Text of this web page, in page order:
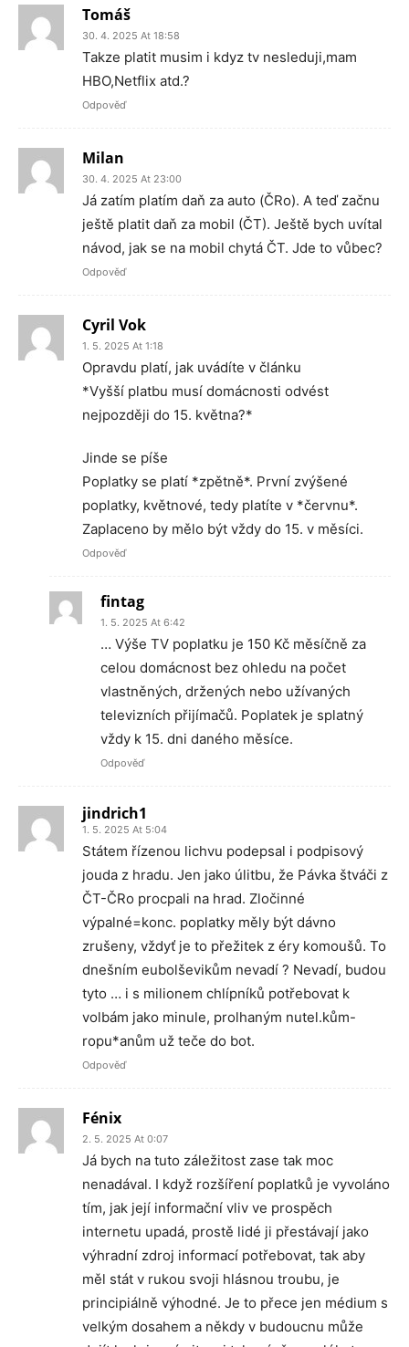
Tomáš
30. 4. 2025 At 18:58
Takze platit musim i kdyz tv nesleduji,mam
HBO,Netflix atd.?
Odpověď
Milan
30. 4. 2025 At 23:00
Já zatím platím daň za auto (ČRo). A teď začnu
ještě platit daň za mobil (ČT). Ještě bych uvítal
návod, jak se na mobil chytá ČT. Jde to vůbec?
Odpověď
Cyril Vok
1. 5. 2025 At 1:18
Opravdu platí, jak uvádíte v článku
*Vyšší platbu musí domácnosti odvést
nejpozději do 15. května?*
Jinde se píše
Poplatky se platí *zpětně*. První zvýšené
poplatky, květnové, tedy platíte v *červnu*.
Zaplaceno by mělo být vždy do 15. v měsíci.
Odpověď
fintag
1. 5. 2025 At 6:42
… Výše TV poplatku je 150 Kč měsíčně za
celou domácnost bez ohledu na počet
vlastněných, držených nebo užívaných
televizních přijímačů. Poplatek je splatný
vždy k 15. dni daného měsíce.
Odpověď
jindrich1
1. 5. 2025 At 5:04
Státem řízenou lichvu podepsal i podpisový
jouda z hradu. Jen jako úlitbu, že Pávka štváči z
ČT-ČRo procpali na hrad. Zločinné
výpalné=konc. poplatky měly být dávno
zrušeny, vždyť je to přežitek z éry komoušů. To
dnešním eubolševikům nevadí ? Nevadí, budou
tyto … i s milionem chlípníků potřebovat k
volbám jako minule, prolhaným nutel.kům-
ropu*anům už teče do bot.
Odpověď
Fénix
2. 5. 2025 At 0:07
Já bych na tuto záležitost zase tak moc
nenadával. I když rozšíření poplatků je vyvoláno
tím, jak její informační vliv ve prospěch
internetu upadá, prostě lidé ji přestávají jako
výhradní zdroj informací potřebovat, tak aby
měl stát v rukou svoji hlásnou troubu, je
principiálně výhodné. Je to přece jen médium s
velkým dosahem a někdy v budoucnu může